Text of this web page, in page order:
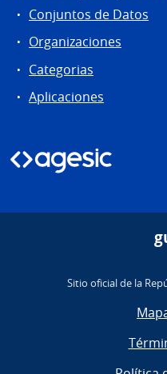
Conjuntos de Datos
Organizaciones
Categorias
Aplicaciones
Sitio oficial de la